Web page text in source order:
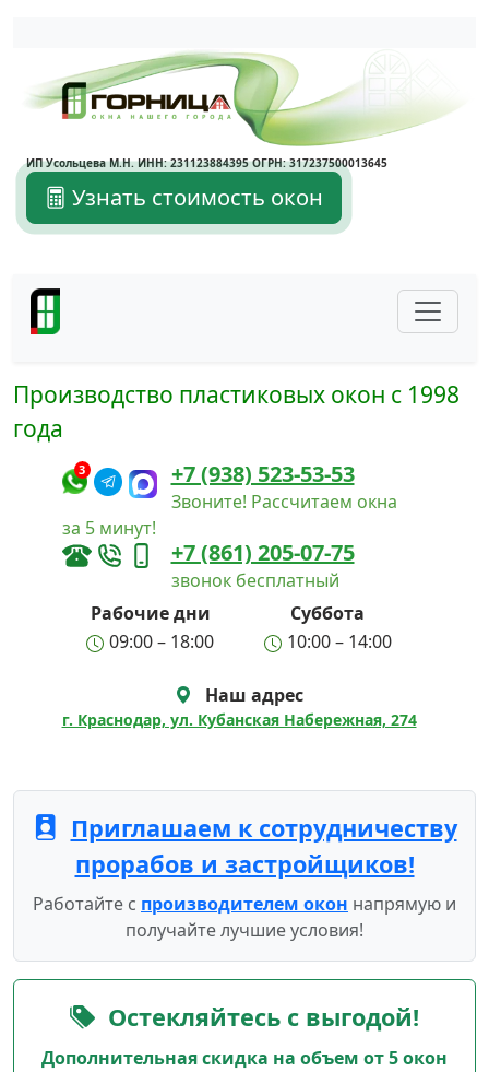
Написать в Max
Написать в Telegram
ИП Усольцева М.Н. ИНН: 231123884395 ОГРН: 317237500013645
Узнать стоимость окон
Производство пластиковых окон с 1998
года
3 +7 (938) 523-53-53
Звоните! Рассчитаем окна
за 5 минут!
+7 (861) 205-07-75
звонок бесплатный
Рабочие дни
Суббота
09:00 – 18:00
10:00 – 14:00
Наш адрес
г. Краснодар, ул. Кубанская Набережная, 274
Приглашаем к сотрудничеству
прорабов и застройщиков!
Работайте с производителем окон напрямую и
получайте лучшие условия!
Остекляйтесь с выгодой!
Дополнительная скидка на объем от 5 окон